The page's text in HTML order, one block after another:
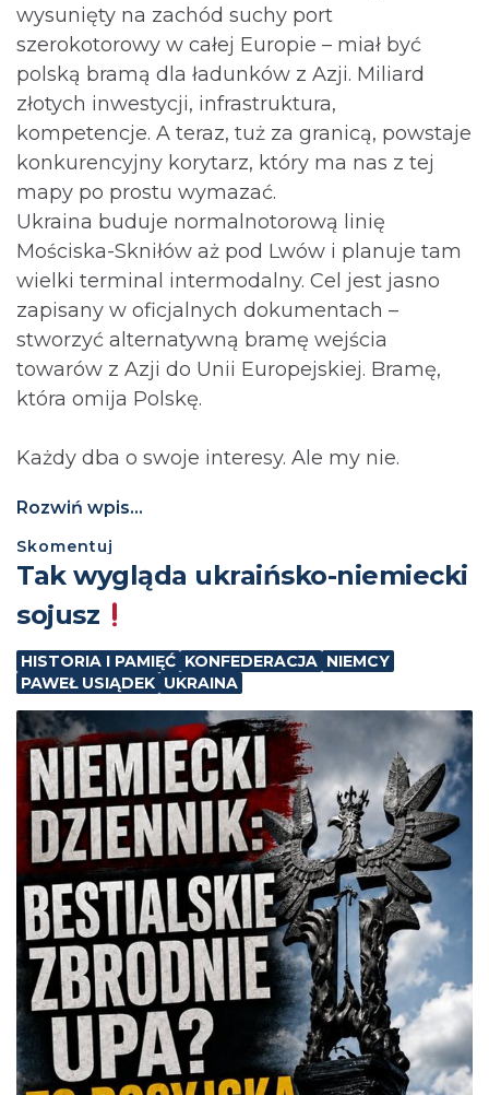
wysunięty na zachód suchy port
szerokotorowy w całej Europie – miał być
polską bramą dla ładunków z Azji. Miliard
złotych inwestycji, infrastruktura,
kompetencje. A teraz, tuż za granicą, powstaje
konkurencyjny korytarz, który ma nas z tej
mapy po prostu wymazać.
Ukraina buduje normalnotorową linię
Mościska-Skniłów aż pod Lwów i planuje tam
wielki terminal intermodalny. Cel jest jasno
zapisany w oficjalnych dokumentach –
stworzyć alternatywną bramę wejścia
towarów z Azji do Unii Europejskiej. Bramę,
która omija Polskę.
Każdy dba o swoje interesy. Ale my nie.
Rozwiń wpis...
Skomentuj
Tak wygląda ukraińsko-niemiecki
sojusz
HISTORIA I PAMIĘĆ KONFEDERACJA NIEMCY
PAWEŁ USIĄDEK UKRAINA